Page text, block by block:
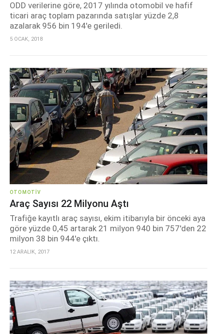
ODD verilerine göre, 2017 yılında otomobil ve hafif
ticari araç toplam pazarında satışlar yüzde 2,8
azalarak 956 bin 194'e geriledi.
5 OCAK, 2018
OTOMOTIV
Araç Sayısı 22 Milyonu Aştı
Trafiğe kayıtlı araç sayısı, ekim itibarıyla bir önceki aya
göre yüzde 0,45 artarak 21 milyon 940 bin 757'den 22
milyon 38 bin 944'e çıktı.
12 ARALIK, 2017